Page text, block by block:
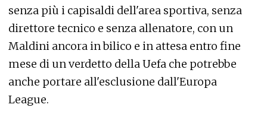
senza più i capisaldi dell'area sportiva, senza
direttore tecnico e senza allenatore, con un
Maldini ancora in bilico e in attesa entro fine
mese di un verdetto della Uefa che potrebbe
anche portare all'esclusione dall'Europa
League.